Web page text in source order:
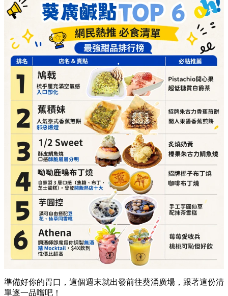
準備好你的胃口，這個週末就出發前往葵涌廣場，跟著這份清
單逐一品嚐吧！